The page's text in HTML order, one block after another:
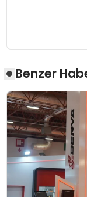
Benzer